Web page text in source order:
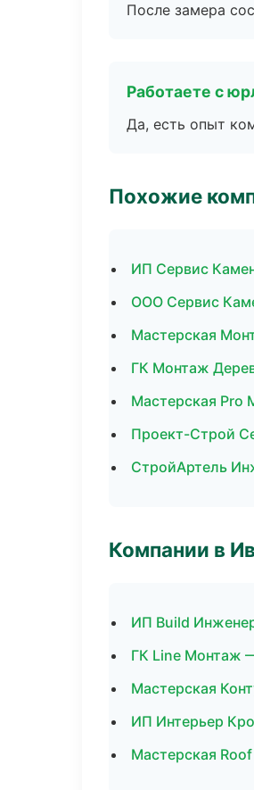
После замера
Работаете с
Да, есть опыт
Похожие
ИП Сервис
ООО Сервис
Мастерская
ГК Монтаж
Мастерская
Проект-Строй
СтройАртель
Компании в
ИП Build
ГК Line Монтаж
Мастерская
ИП Интерьер
Мастерская